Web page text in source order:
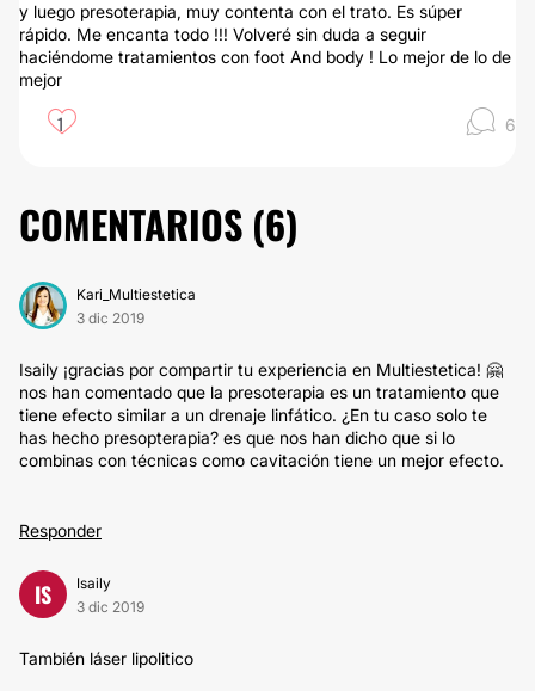
y luego presoterapia, muy contenta con el trato. Es súper
rápido. Me encanta todo !!! Volveré sin duda a seguir
haciéndome tratamientos con foot And body ! Lo mejor de lo de
mejor
1 6
COMENTARIOS (6)
Kari_Multiestetica
3 dic 2019
Isaily ¡gracias por compartir tu experiencia en Multiestetica! 🤗
nos han comentado que la presoterapia es un tratamiento que
tiene efecto similar a un drenaje linfático. ¿En tu caso solo te
has hecho presopterapia? es que nos han dicho que si lo
combinas con técnicas como cavitación tiene un mejor efecto.
Responder
IS
Isaily
3 dic 2019
También láser lipolitico